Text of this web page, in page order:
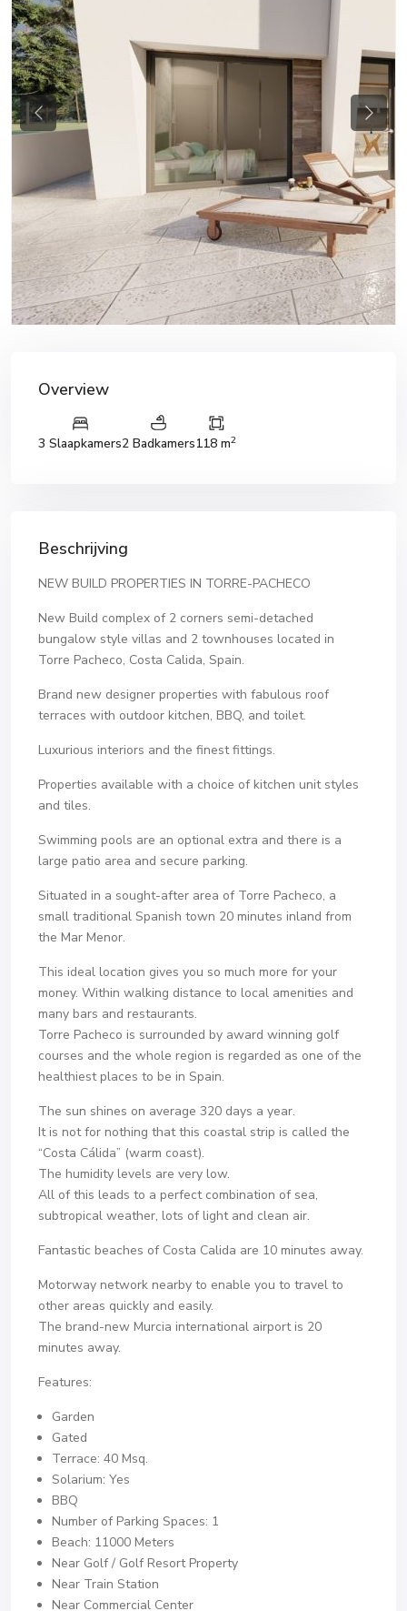
Previous Next
Overview
3 Slaapkamers2 Badkamers118 m2
Beschrijving
NEW BUILD PROPERTIES IN TORRE-PACHECO
New Build complex of 2 corners semi-detached
bungalow style villas and 2 townhouses located in
Torre Pacheco, Costa Calida, Spain.
Brand new designer properties with fabulous roof
terraces with outdoor kitchen, BBQ, and toilet.
Luxurious interiors and the finest fittings.
Properties available with a choice of kitchen unit styles
and tiles.
Swimming pools are an optional extra and there is a
large patio area and secure parking.
Situated in a sought-after area of Torre Pacheco, a
small traditional Spanish town 20 minutes inland from
the Mar Menor.
This ideal location gives you so much more for your
money. Within walking distance to local amenities and
many bars and restaurants.
Torre Pacheco is surrounded by award winning golf
courses and the whole region is regarded as one of the
healthiest places to be in Spain.
The sun shines on average 320 days a year.
It is not for nothing that this coastal strip is called the
“Costa Cálida” (warm coast).
The humidity levels are very low.
All of this leads to a perfect combination of sea,
subtropical weather, lots of light and clean air.
Fantastic beaches of Costa Calida are 10 minutes away.
Motorway network nearby to enable you to travel to
other areas quickly and easily.
The brand-new Murcia international airport is 20
minutes away.
Features:
Garden
Gated
Terrace: 40 Msq.
Solarium: Yes
BBQ
Number of Parking Spaces: 1
Beach: 11000 Meters
Near Golf / Golf Resort Property
Near Train Station
Near Commercial Center